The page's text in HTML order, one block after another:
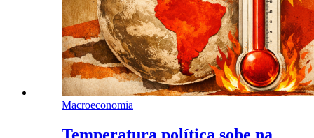
Macroeconomia